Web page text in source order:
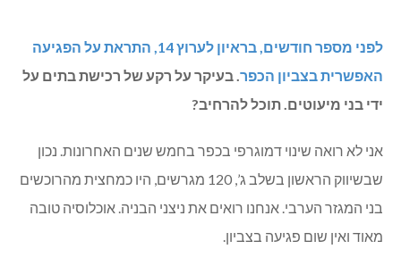
לפני מספר חודשים, בראיון לערוץ 14, התראת על הפגיעה
האפשרית בצביון הכפר. בעיקר על רקע של רכישת בתים על
ידי בני מיעוטים. תוכל להרחיב?
אני לא רואה שינוי דמוגרפי בכפר בחמש שנים האחרונות. נכון
שבשיווק הראשון בשלב ג’, 120 מגרשים, היו כמחצית מהרוכשים
בני המגזר הערבי. אנחנו רואים את ניצני הבניה. אוכלוסיה טובה
מאוד ואין שום פגיעה בצביון.